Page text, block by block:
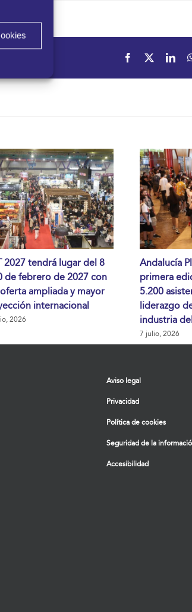
Facebook
2027 tendrá lugar del 8
de febrero de 2027 con
ampliada y mayor
internacional
2026
Andalucía
primera
5.200
liderazgo
industria
7 julio, 2026
Aviso legal
Privacidad
Política de cookies
Seguridad de la
Accesibilidad